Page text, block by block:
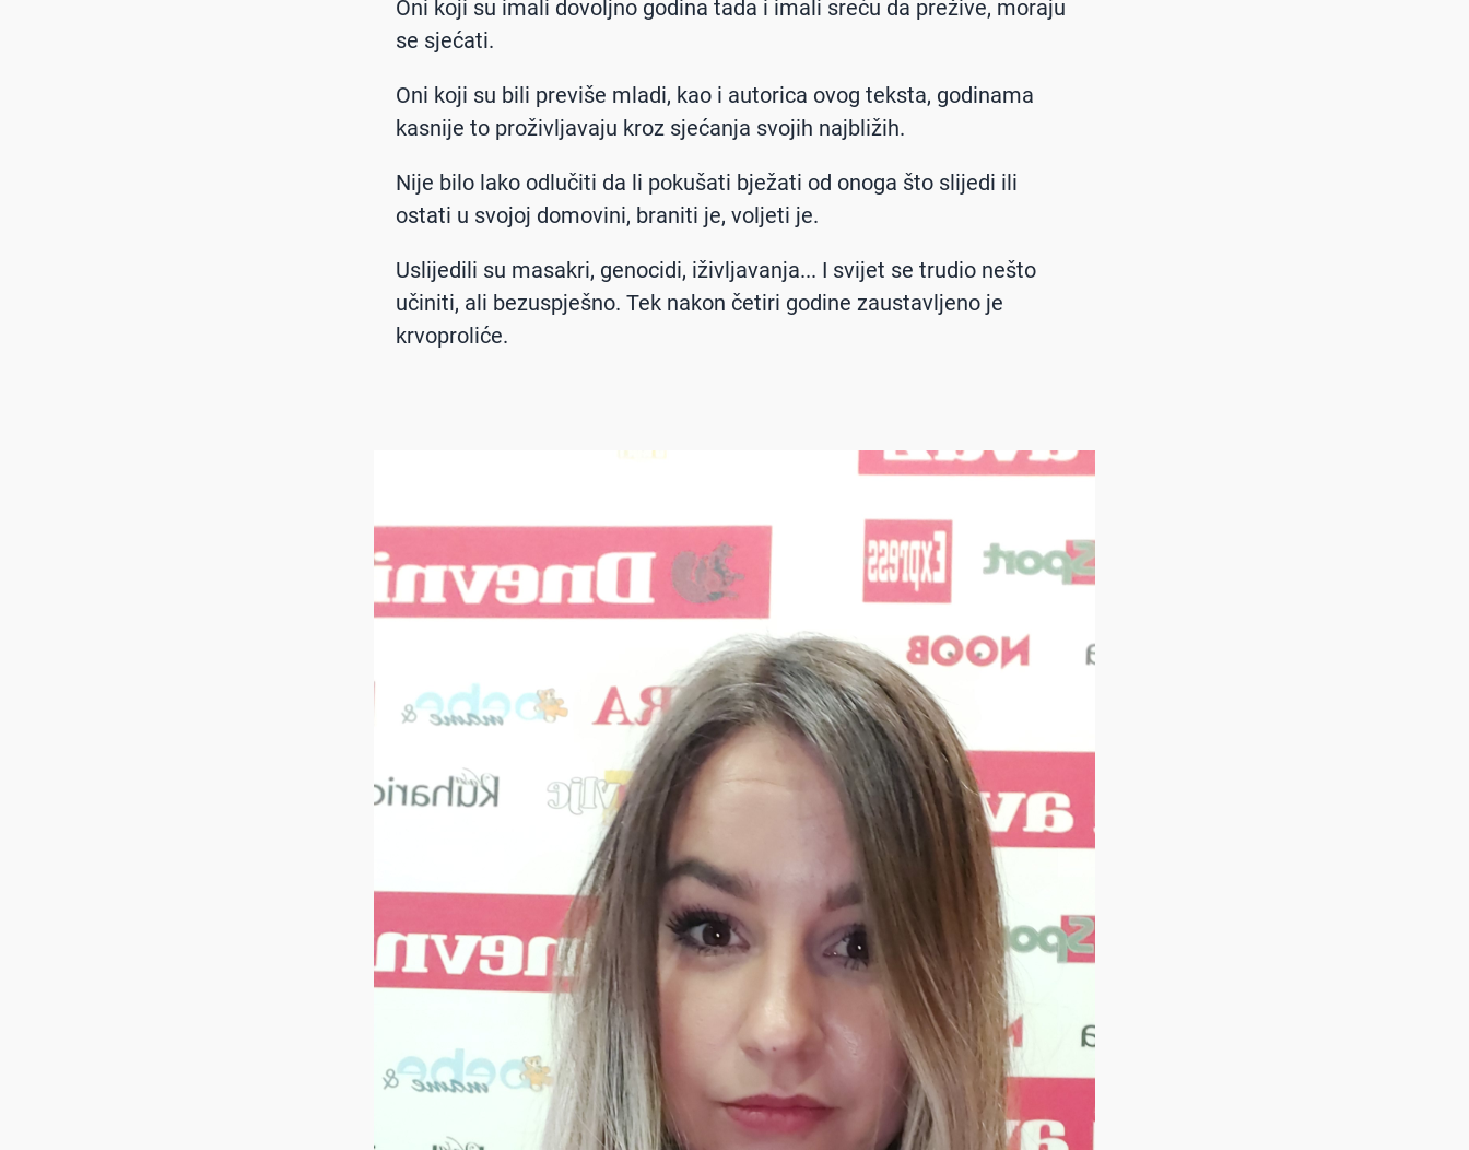
Oni koji su imali dovoljno godina tada i imali sreću da prežive, moraju
se sjećati.
Oni koji su bili previše mladi, kao i autorica ovog teksta, godinama
kasnije to proživljavaju kroz sjećanja svojih najbližih.
Nije bilo lako odlučiti da li pokušati bježati od onoga što slijedi ili
ostati u svojoj domovini, braniti je, voljeti je.
Uslijedili su masakri, genocidi, iživljavanja... I svijet se trudio nešto
učiniti, ali bezuspješno. Tek nakon četiri godine zaustavljeno je
krvoproliće.